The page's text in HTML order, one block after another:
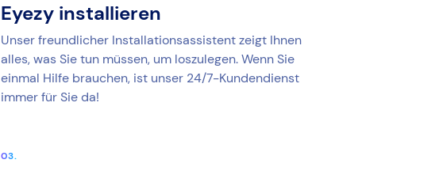
Eyezy installieren
Unser freundlicher Installationsassistent zeigt Ihnen
alles, was Sie tun müssen, um loszulegen. Wenn Sie
einmal Hilfe brauchen, ist unser 24/7-Kundendienst
immer für Sie da!